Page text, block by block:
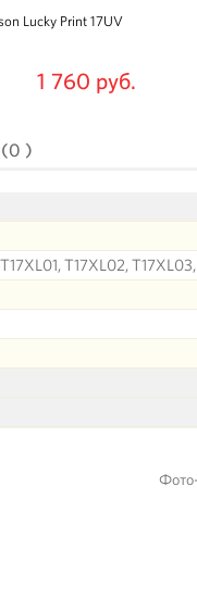
Lucky Print 17UV
1 760 руб.
)
T17XL02,